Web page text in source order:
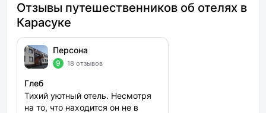
Отзывы путешественников об отелях в
Карасуке
Персона
9 18 отзывов
Глеб
Тихий уютный отель. Несмотря
на то, что находится он не в